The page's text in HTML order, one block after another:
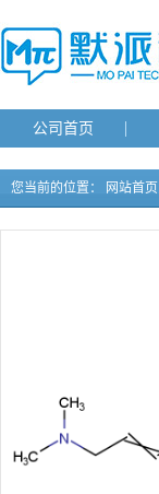
公司首页
您当前的位置： 网站首页